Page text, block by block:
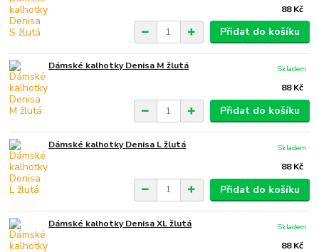
88 Kč
Přidat do košíku
Dámské kalhotky Denisa M žlutá
88 Kč
Skladem
Přidat do košíku
Dámské kalhotky Denisa L žlutá
88 Kč
Skladem
Přidat do košíku
Dámské kalhotky Denisa XL žlutá
88 Kč
Skladem